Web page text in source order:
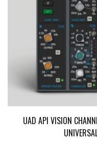
UAD API VISION